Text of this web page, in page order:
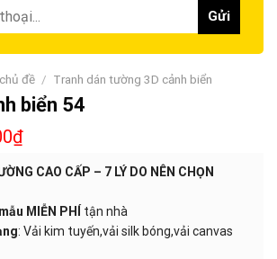
đề / Tranh dán tường 3D cảnh biển
biển 54
₫
CAO CẤP – 7 LÝ DO NÊN CHỌN
MIỄN PHÍ tận nhà
: Vải kim tuyến,vải silk bóng,vải canvas